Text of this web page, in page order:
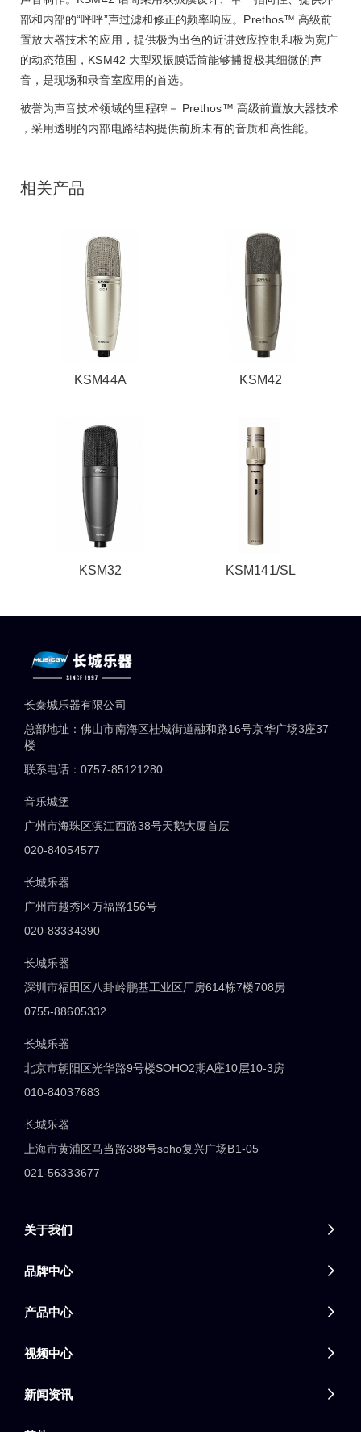
部和内部的“呯呯”声过滤和修正的频率响应。 Prethos™ 高级前
置放大器技术的应用，提供极为出色的近讲效应控制和极为宽广
的动态范围， KSM42 大型双振膜话筒能够捕捉极其细微的声
音，是现场和录音室应用的首选。
被誉为声音技术领域的里程碑－ Prethos™ 高级前置放大器技术
，采用透明的内部电路结构提供前所未有的音质和高性能。
相关产品
KSM44A KSM42
KSM32 KSM141/SL
长秦城乐器有限公司
总部地址：佛山市南海区桂城街道融和路16号京华广场3座37
楼
联系电话：0757-85121280
音乐城堡
广州市海珠区滨江西路38号天鹅大厦首层
020-84054577
长城乐器
广州市越秀区万福路156号
020-83334390
长城乐器
深圳市福田区八卦岭鹏基工业区厂房614栋7楼708房
0755-88605332
长城乐器
北京市朝阳区光华路9号楼SOHO2期A座10层10-3房
010-84037683
长城乐器
上海市黄浦区马当路388号soho复兴广场B1-05
021-56333677
关于我们 
品牌中心 
产品中心 
视频中心 
新闻资讯 